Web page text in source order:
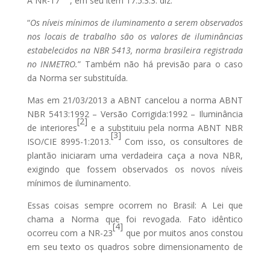
“Os níveis mínimos de iluminamento a serem observados
nos locais de trabalho são os valores de iluminâncias
estabelecidos na NBR 5413, norma brasileira registrada
no INMETRO.” Também não há previsão para o caso
da Norma ser substituída.
Mas em 21/03/2013 a ABNT cancelou a norma ABNT
NBR 5413:1992 – Versão Corrigida:1992 – Iluminância
de interiores
[2]
e a substituiu pela norma ABNT NBR
ISO/CIE 8995-1:2013.
[3]
Com isso, os consultores de
plantão iniciaram uma verdadeira caça a nova NBR,
exigindo que fossem observados os novos níveis
mínimos de iluminamento.
Essas coisas sempre ocorrem no Brasil: A Lei que
chama a Norma que foi revogada. Fato idêntico
ocorreu com a NR-23
[4]
que por muitos anos constou
em seu texto os quadros sobre dimensionamento de